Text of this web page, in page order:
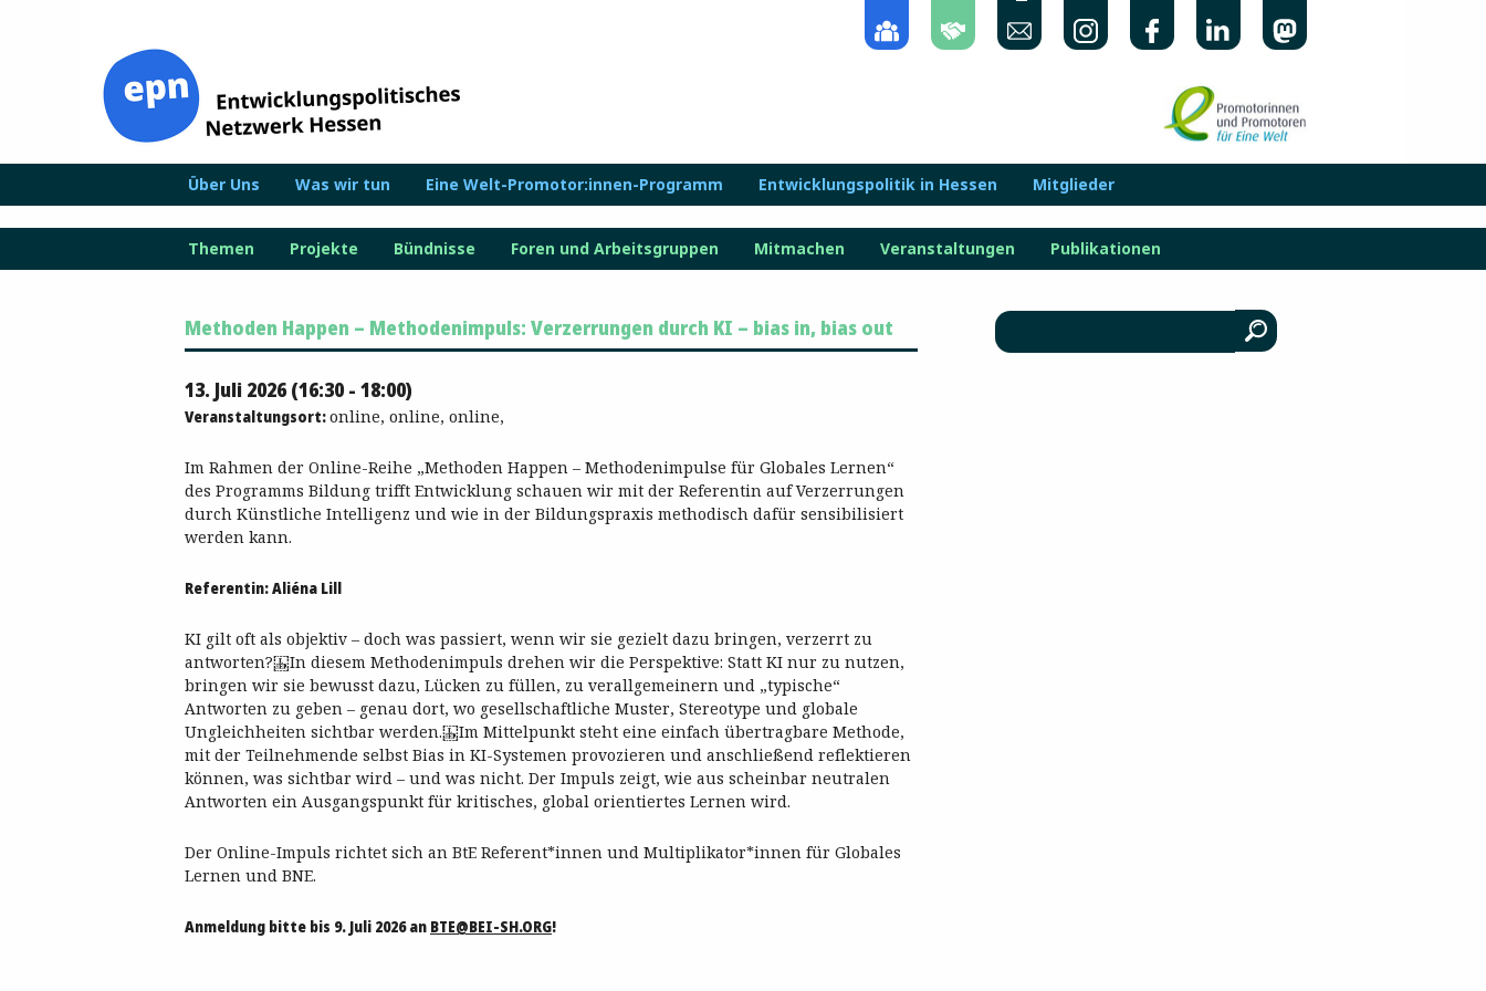
Über Uns Was wir tun Eine Welt-Promotor:innen-Programm Entwicklungspolitik in Hessen Mitglieder
Themen Projekte Bündnisse Foren und Arbeitsgruppen Mitmachen Veranstaltungen Publikationen
Methoden Happen – Methodenimpuls: Verzerrungen durch KI – bias in, bias out
13. Juli 2026 (16:30 - 18:00)
Veranstaltungsort:online, online, online,
Im Rahmen der Online-Reihe „Methoden Happen – Methodenimpulse für Globales Lernen“
des Programms Bildung trifft Entwicklung schauen wir mit der Referentin auf Verzerrungen
durch Künstliche Intelligenz und wie in der Bildungspraxis methodisch dafür sensibilisiert
werden kann.
Referentin: Aliéna Lill
KI gilt oft als objektiv – doch was passiert, wenn wir sie gezielt dazu bringen, verzerrt zu
antworten? In diesem Methodenimpuls drehen wir die Perspektive: Statt KI nur zu nutzen,
bringen wir sie bewusst dazu, Lücken zu füllen, zu verallgemeinern und „typische“
Antworten zu geben – genau dort, wo gesellschaftliche Muster, Stereotype und globale
Ungleichheiten sichtbar werden. Im Mittelpunkt steht eine einfach übertragbare Methode,
mit der Teilnehmende selbst Bias in KI-Systemen provozieren und anschließend reflektieren
können, was sichtbar wird – und was nicht. Der Impuls zeigt, wie aus scheinbar neutralen
Antworten ein Ausgangspunkt für kritisches, global orientiertes Lernen wird.
Der Online-Impuls richtet sich an BtE Referent*innen und Multiplikator*innen für Globales
Lernen und BNE.
Anmeldung bitte bis 9. Juli 2026 an BTE@BEI-SH.ORG!